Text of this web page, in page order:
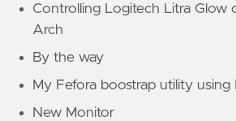
Controlling Logitech Litra Glow
Arch
By the way
My Fefora boostrap utility
New Monitor